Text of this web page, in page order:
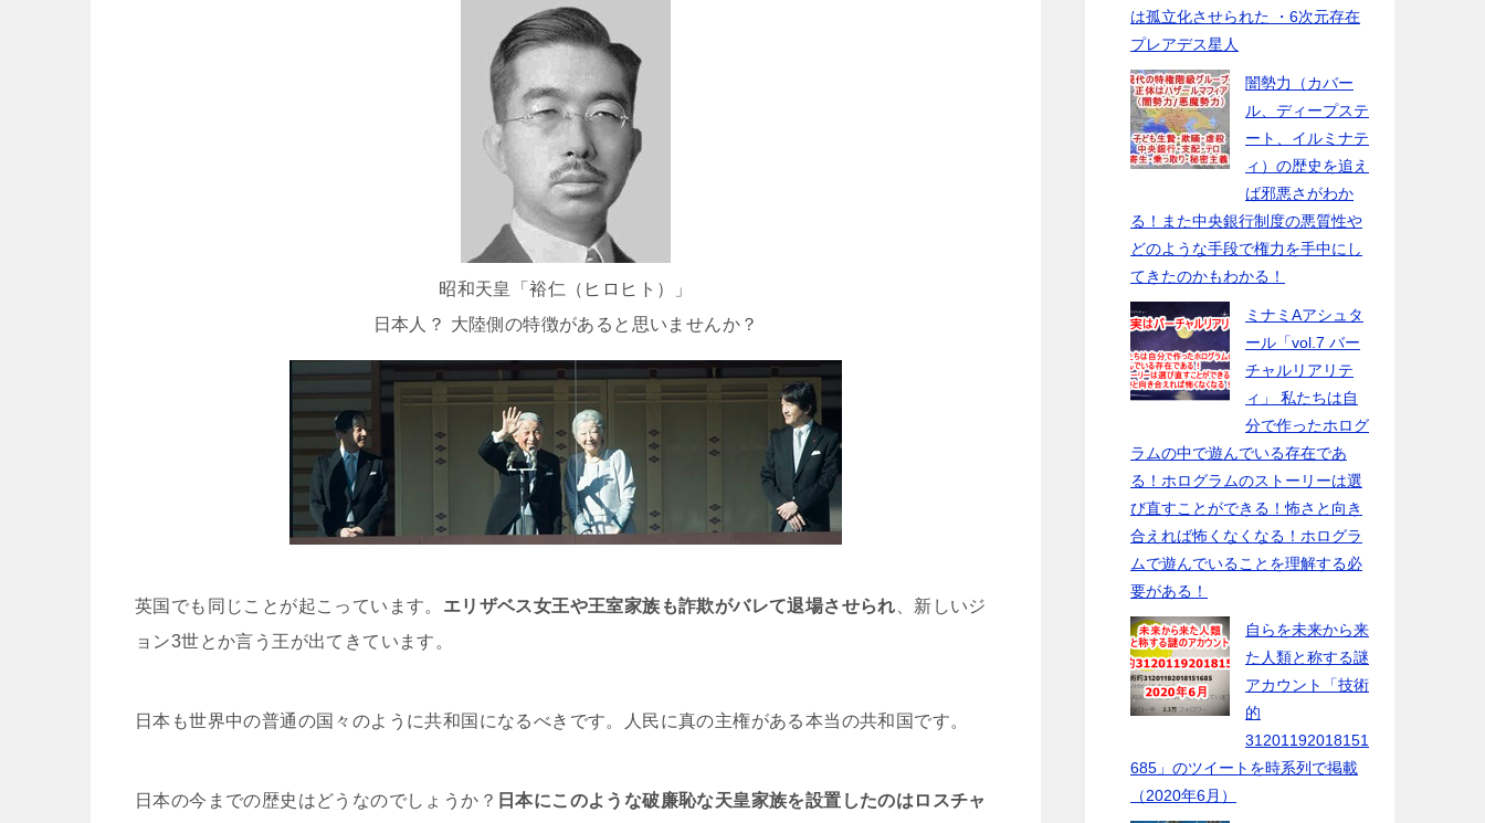
昭和天皇「裕仁（ヒロヒト）」
日本人？ 大陸側の特徴があると思いませんか？
英国でも同じことが起こっています。 エリザベス女王や王室家族も詐欺がバレて退場させられ 、新しいジ
ョン3世とか言う王が出てきています。
日本も世界中の普通の国々のように共和国になるべきです。人民に真の主権がある本当の共和国です。
日本の今までの歴史はどうなのでしょうか？ 日本にこのような破廉恥な天皇家族を設置したのはロスチャ
は孤立化させられた ・6次元存在
プレアデス星人
闇勢力（カバー
ル、ディープステ
ート、イルミナテ
ィ）の歴史を追え
ば邪悪さがわか
る！また中央銀行制度の悪質性や
どのような手段で権力を手中にし
てきたのかもわかる！
ミナミAアシュタ
ール「vol.7 バー
チャルリアリテ
ィ」 私たちは自
分で作ったホログ
ラムの中で遊んでいる存在であ
る！ホログラムのストーリーは選
び直すことができる！怖さと向き
合えれば怖くなくなる！ホログラ
ムで遊んでいることを理解する必
要がある！
自らを未来から来
た人類と称する謎
アカウント「技術
的
31201192018151
685」のツイートを時系列で掲載
（2020年6月）